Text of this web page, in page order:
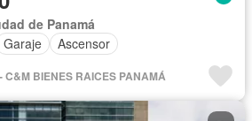
de Panamá
Garaje Ascensor
BIENES RAICES PANAMÁ